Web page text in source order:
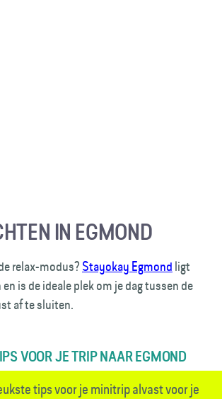
IN EGMOND
relax-modus? Stayokay Egmond ligt
is de ideale plek om je dag tussen de
af te sluiten.
VOOR JE TRIP NAAR EGMOND
tips voor je minitrip alvast voor je